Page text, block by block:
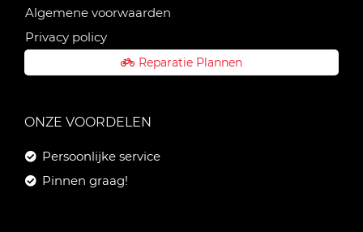
Algemene voorwaarden
Privacy policy
Reparatie Plannen
ONZE VOORDELEN
Persoonlijke service
Pinnen graag!